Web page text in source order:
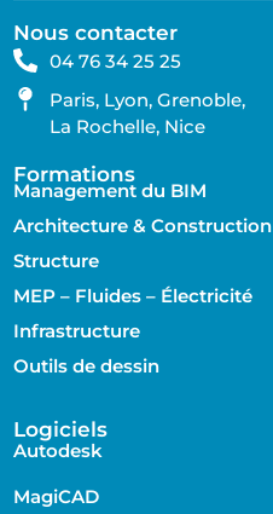
Nous contacter
04 76 34 25 25
Paris, Lyon, Grenoble,
La Rochelle, Nice
Formations
Management du BIM
Architecture & Construction
Structure
MEP – Fluides – Électricité
Infrastructure
Outils de dessin
Logiciels
Autodesk
MagiCAD